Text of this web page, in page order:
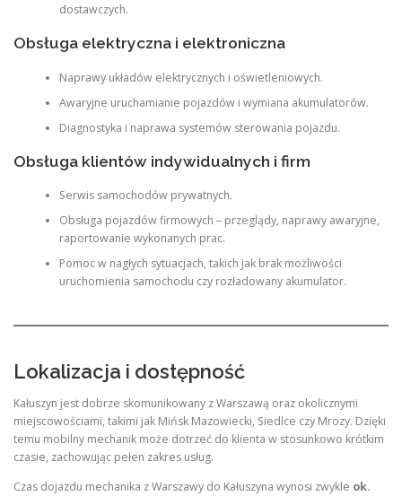
dostawczych.
Obsługa elektryczna i elektroniczna
Naprawy układów elektrycznych i oświetleniowych.
Awaryjne uruchamianie pojazdów i wymiana akumulatorów.
Diagnostyka i naprawa systemów sterowania pojazdu.
Obsługa klientów indywidualnych i firm
Serwis samochodów prywatnych.
Obsługa pojazdów firmowych – przeglądy, naprawy awaryjne,
raportowanie wykonanych prac.
Pomoc w nagłych sytuacjach, takich jak brak możliwości
uruchomienia samochodu czy rozładowany akumulator.
Lokalizacja i dostępność
Kałuszyn jest dobrze skomunikowany z Warszawą oraz okolicznymi
miejscowościami, takimi jak Mińsk Mazowiecki, Siedlce czy Mrozy. Dzięki
temu mobilny mechanik może dotrzeć do klienta w stosunkowo krótkim
czasie, zachowując pełen zakres usług.
Czas dojazdu mechanika z Warszawy do Kałuszyna wynosi zwykle ok.